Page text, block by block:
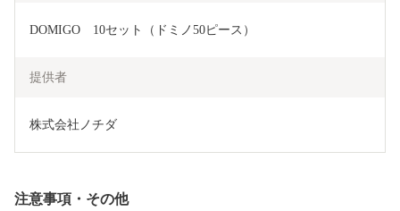
DOMIGO　10セット（ドミノ50ピース）
提供者
株式会社ノチダ
注意事項・その他